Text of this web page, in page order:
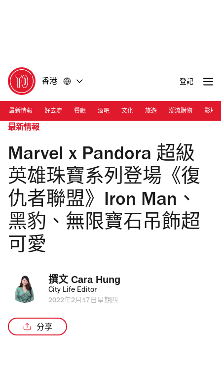
香港 登記
最新情報 好去處 餐廳 酒吧 文化 旅遊 潮流購物 影片
最新情報
Marvel x Pandora 超級
英雄珠寶系列登場《復
仇者聯盟》Iron Man、
黑豹、無限寶石吊飾超
可愛
撰文 Cara Hung
City Life Editor
2022年2月17日星期四
分享